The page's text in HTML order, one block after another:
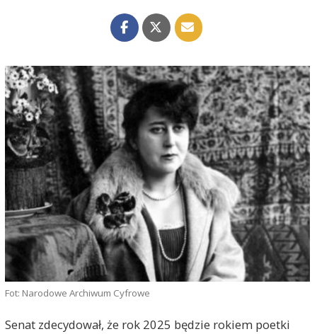
Fot: Narodowe Archiwum Cyfrowe
Senat zdecydował, że rok 2025 będzie rokiem poetki